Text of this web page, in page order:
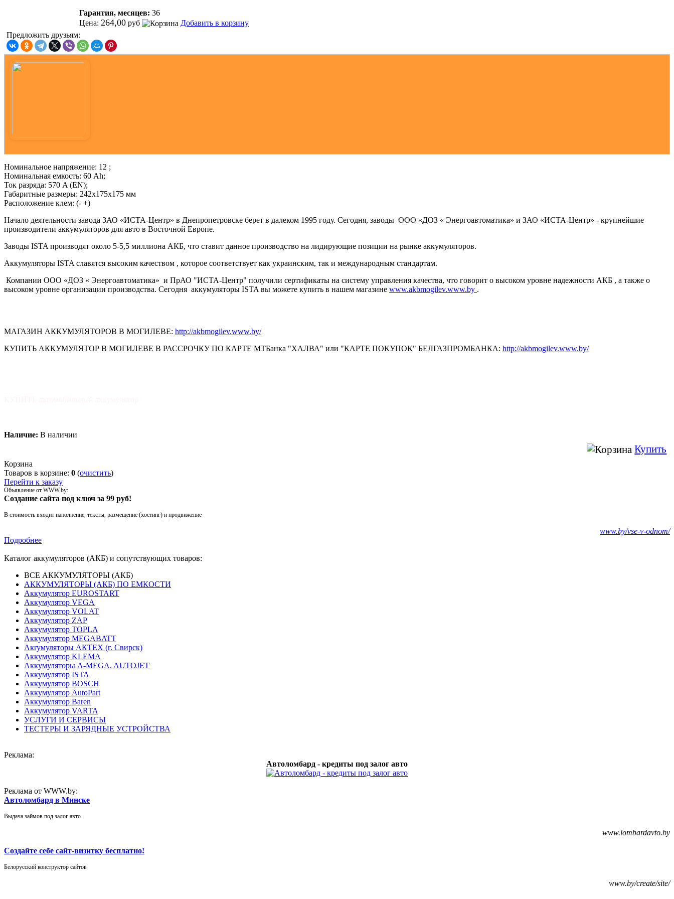
Гарантия, месяцев: 36
Цена: 264,00 руб
Добавить в корзину
Предложить друзьям:
Номинальное напряжение: 12 ;
Номинальная емкость: 60 Ah;
Ток разряда: 570 A (EN);
Габаритные размеры: 242x175x175 мм
Расположение клем: (- +)
Начало деятельности завода ЗАО «ИСТА-Центр» в Днепропетровске берет в далеком 1995 году. Сегодня, заводы ООО «ДОЗ « Энергоавтоматика» и ЗАО «ИСТА-Центр» - крупнейшие
производители аккумуляторов для авто в Восточной Европе.
Заводы ISTA производят около 5-5,5 миллиона АКБ, что ставит данное производство на лидирующие позиции на рынке аккумуляторов.
Аккумуляторы ISTA славятся высоким качеством , которое соответствует как украинским, так и международным стандартам.
Компании ООО «ДОЗ « Энергоавтоматика» и ПрАО "ИСТА-Центр" получили сертификаты на систему управления качества, что говорит о высоком уровне надежности АКБ , а также о
высоком уровне организации производства. Сегодня аккумуляторы ISTA вы можете купить в нашем магазине www.akbmogilev.www.by .
МАГАЗИН АККУМУЛЯТОРОВ В МОГИЛЕВЕ: http://akbmogilev.www.by/
КУПИТЬ АККУМУЛЯТОР В МОГИЛЕВЕ В РАССРОЧКУ ПО КАРТЕ МТБанка "ХАЛВА" или "КАРТЕ ПОКУПОК" БЕЛГАЗПРОМБАНКА: http://akbmogilev.www.by/
Наличие: В наличии
Купить
Корзина
Товаров в корзине: 0 (очистить)
Перейти к заказу
Объявление от WWW.by:
Создание сайта под ключ за 99 руб!
В стоимость входит наполнение, тексты, размещение (хостинг) и продвижение
www.by/vse-v-odnom/
Подробнее
Каталог аккумуляторов (АКБ) и сопутствующих товаров:
ВСЕ АККУМУЛЯТОРЫ (АКБ)
АККУМУЛЯТОРЫ (АКБ) ПО ЕМКОСТИ
Аккумулятор EUROSTART
Аккумулятор VEGA
Аккумулятор VOLAT
Аккумулятор ZAP
Аккумулятор TOPLA
Аккумулятор MEGABATT
Акrумуляторы АКТЕХ (г. Свирск)
Аккумулятор KLEMA
Аккумуляторы A-MEGA, AUTOJET
Аккумулятор ISTA
Аккумулятор BOSCH
Аккумулятор AutoPart
Аккумулятор Baren
Аккумулятор VARTA
УСЛУГИ И СЕРВИСЫ
ТЕСТЕРЫ И ЗАРЯДНЫЕ УСТРОЙСТВА
Реклама:
Автоломбард - кредиты под залог авто
Реклама от WWW.by:
Автоломбард в Минске
Выдача займов под залог авто.
www.lombardavto.by
Создайте себе сайт-визитку бесплатно!
Белорусский конструктор сайтов
www.by/create/site/